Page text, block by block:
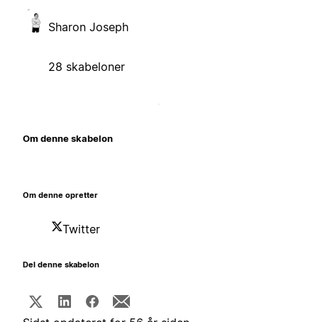
Sharon Joseph
28 skabeloner
Om denne skabelon
Om denne opretter
Twitter
Del denne skabelon